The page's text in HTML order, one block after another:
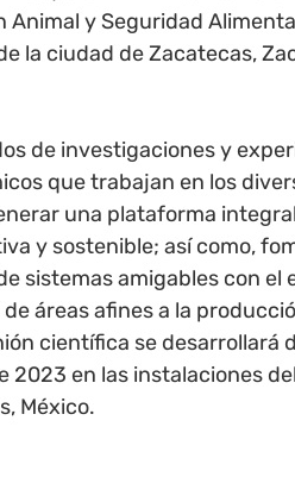
y Seguridad
la ciudad de Zacatecas,
de investigaciones y
que trabajan en los
una plataforma
y sostenible; así como,
sistemas amigables con el
áreas afines a la
científica se desarrollará
2023 en las instalaciones
México.